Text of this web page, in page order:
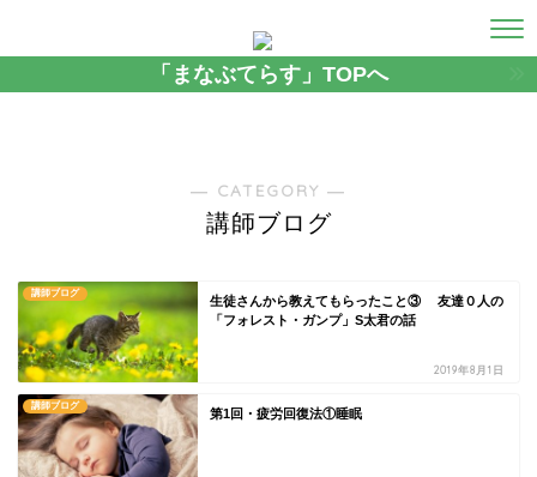
「まなぶてらす」TOPへ
― CATEGORY ―
講師ブログ
講師ブログ
生徒さんから教えてもらったこと③ 友達０人の
「フォレスト・ガンプ」S太君の話
2019年8月1日
講師ブログ
第1回・疲労回復法①睡眠